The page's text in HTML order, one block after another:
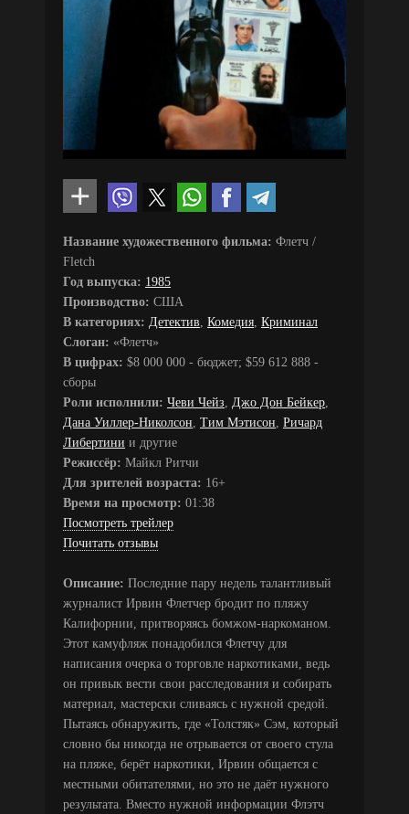
Название художественного фильма: Флетч /
Fletch
Год выпуска: 1985
Производство: США
В категориях: Детектив Комедия Криминал
Слоган: «Флетч»
В цифрах: $8 000 000 - бюджет; $59 612 888 -
сборы
Роли исполнили: Чеви Чейз Джо Дон Бейкер
Дана Уиллер-Николсон Тим Мэтисон Ричард
Либертини и другие
Режиссёр: Майкл Ритчи
Для зрителей возраста: 16+
Время на просмотр: 01:38
Посмотреть трейлер
Почитать отзывы
Описание: Последние пару недель талантливый
журналист Ирвин Флетчер бродит по пляжу
Калифорнии, притворяясь бомжом-наркоманом.
Этот камуфляж понадобился Флетчу для
написания очерка о торговле наркотиками, ведь
он привык вести свои расследования и собирать
материал, мастерски сливаясь с нужной средой.
Пытаясь обнаружить, где «Толстяк» Сэм, который
словно бы никогда не отрывается от своего стула
на пляже, берёт наркотики, Ирвин общается с
местными обитателями, но это не даёт нужного
результата. Вместо нужной информации Флэтч